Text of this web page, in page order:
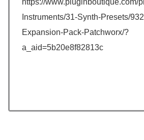
Instruments/31-Synth-Presets/
Expansion-Pack-Patchworx/?
a_aid=5b20e8f82813c